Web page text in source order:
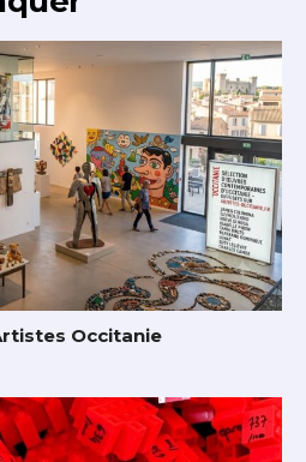
Occitanie